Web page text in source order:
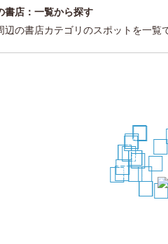
書店：一覧から探す
辺の書店カテゴリのスポットを一
3
7
9
10
13
14
15
16
17
18
19
20
21
22